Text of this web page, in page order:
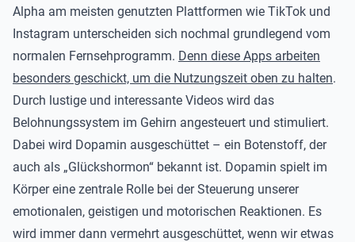
Alpha am meisten genutzten Plattformen wie TikTok und
Instagram unterscheiden sich nochmal grundlegend vom
normalen Fernsehprogramm. Denn diese Apps arbeiten
besonders geschickt, um die Nutzungszeit oben zu halten.
Durch lustige und interessante Videos wird das
Belohnungssystem im Gehirn angesteuert und stimuliert.
Dabei wird Dopamin ausgeschüttet – ein Botenstoff, der
auch als „Glückshormon“ bekannt ist. Dopamin spielt im
Körper eine zentrale Rolle bei der Steuerung unserer
emotionalen, geistigen und motorischen Reaktionen. Es
wird immer dann vermehrt ausgeschüttet, wenn wir etwas